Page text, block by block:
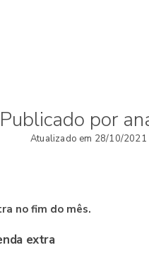
Publicado por
Atualizado em 28/10/2021
no fim do mês.
extra